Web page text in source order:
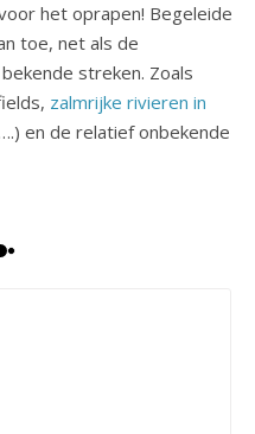
het oprapen! Begeleide
toe, net als de
streken. Zoals
zalmrijke rivieren in
en de relatief onbekende